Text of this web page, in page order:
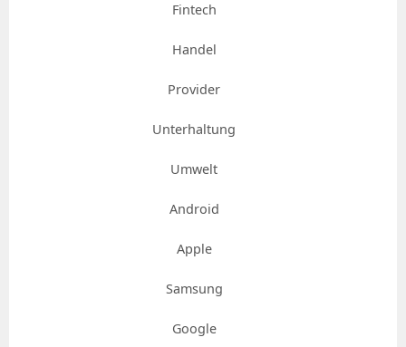
Fintech
Handel
Provider
Unterhaltung
Umwelt
Android
Apple
Samsung
Google